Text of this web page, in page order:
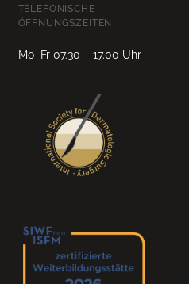
TELEFONISCHE
ÖFFNUNGSZEITEN
Mo–Fr 07.30 – 17.00 Uhr